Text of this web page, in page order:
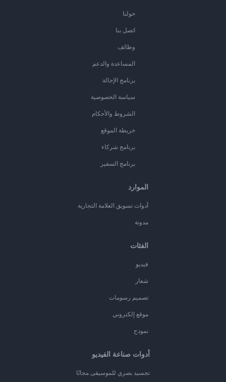
حولنا
اتصل بنا
وظائف
المساعدة والدعم
برنامج الإحالة
سياسة الخصوصية
الشروط والأحكام
خريطة الموقع
برنامج شركاء
برنامج السفير
الموارد
أدوات تسويق العلامة التجارية
مدونة
الفئات
فيديو
شعار
تصميم رسومات
موقع إلكتروني
نموذج
أدوات صناعة الفيديو
تجسيد بصري للموسيقى مجانًا